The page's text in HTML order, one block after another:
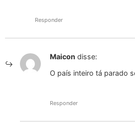
Responder
Maicon disse:
O país inteiro tá parado
Responder